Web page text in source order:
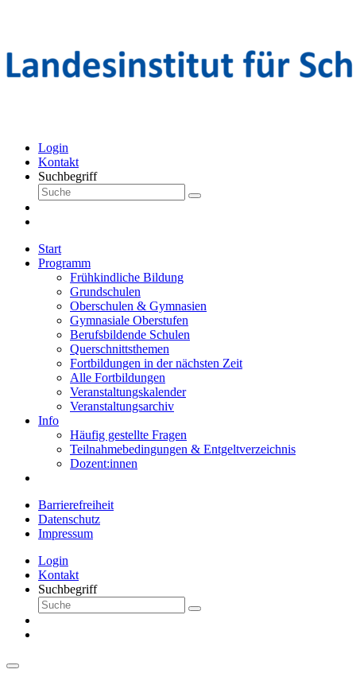
Login
Kontakt
Suchbegriff
Start
Programm
Frühkindliche Bildung
Grundschulen
Oberschulen & Gymnasien
Gymnasiale Oberstufen
Berufsbildende Schulen
Querschnittsthemen
Fortbildungen in der nächsten Zeit
Alle Fortbildungen
Veranstaltungskalender
Veranstaltungsarchiv
Info
Häufig gestellte Fragen
Teilnahmebedingungen & Entgeltverzeichnis
Dozent:innen
Barrierefreiheit
Datenschutz
Impressum
Login
Kontakt
Suchbegriff